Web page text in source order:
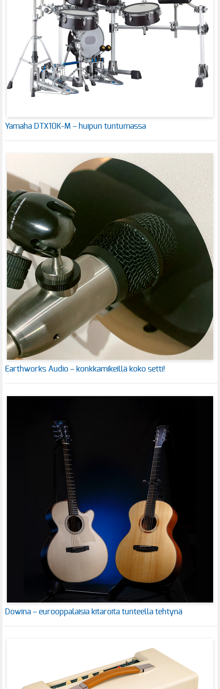
Yamaha DTX10K-M – huipun tuntumassa
Earthworks Audio – konkkamikeillä koko setti!
Dowina – eurooppalaisia kitaroita tunteella tehtynä